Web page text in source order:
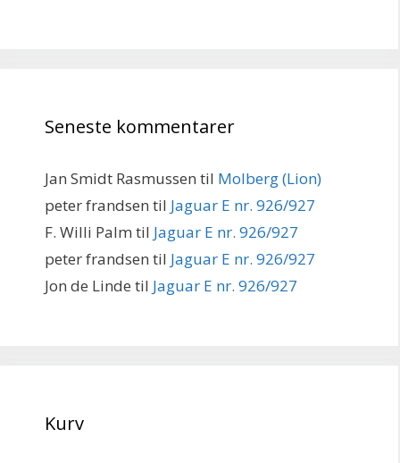
Seneste kommentarer
Jan Smidt Rasmussen til Molberg (Lion)
peter frandsen til Jaguar E nr. 926/927
F. Willi Palm til Jaguar E nr. 926/927
peter frandsen til Jaguar E nr. 926/927
Jon de Linde til Jaguar E nr. 926/927
Kurv